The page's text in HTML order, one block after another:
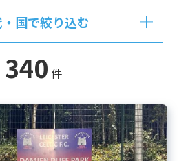
国で絞り込む
340 件